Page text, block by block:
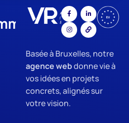
App
Basée à Bruxelles, notre
agence webdonne vie à
vos idées en projets
concrets, alignés sur
votre vision.